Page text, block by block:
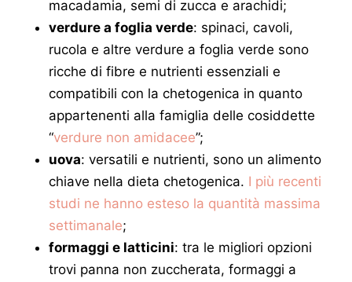
macadamia, semi di zucca e arachidi;
verdure a foglia verde: spinaci, cavoli,
rucola e altre verdure a foglia verde sono
ricche di fibre e nutrienti essenziali e
compatibili con la chetogenica in quanto
appartenenti alla famiglia delle cosiddette
“verdure non amidacee”;
uova: versatili e nutrienti, sono un alimento
chiave nella dieta chetogenica. I più recenti
studi ne hanno esteso la quantità massima
settimanale;
formaggi e latticini: tra le migliori opzioni
trovi panna non zuccherata, formaggi a